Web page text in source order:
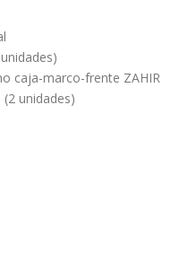
caja-marco-frente ZAHIR
unidades)